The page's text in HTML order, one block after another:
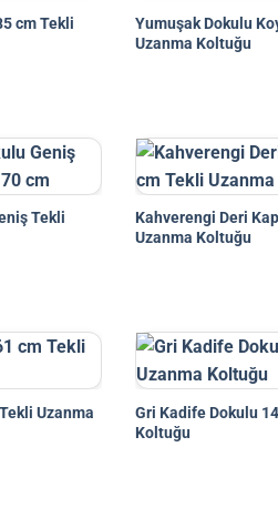
cm Tekli
Yumuşak Dokulu
Uzanma Koltuğu
Tekli
Kahverengi Deri
Uzanma Koltuğu
Uzanma
Gri Kadife Dokulu
Koltuğu